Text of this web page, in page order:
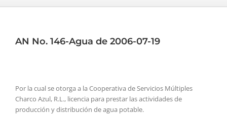
AN No. 146-Agua de 2006-07-19
Por la cual se otorga a la Cooperativa de Servicios Múltiples
Charco Azul, R.L., licencia para prestar las actividades de
producción y distribución de agua potable.